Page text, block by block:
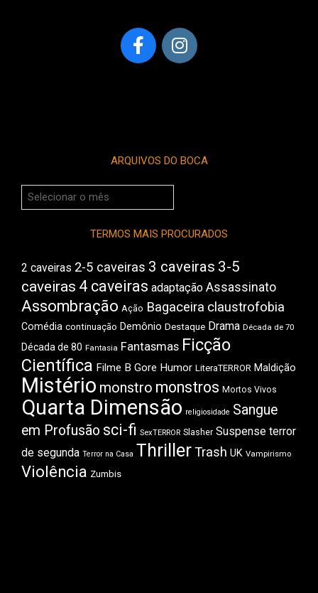
ARQUIVOS DO BOCA
Arquivos
do
TERMOS MAIS PROCURADOS
2 caveiras 2-5 caveiras 3 caveiras 3-5
caveiras 4 caveiras adaptação Assassinato
Assombração Ação Bagaceira claustrofobia
Comédia continuação Demônio Destaque Drama Década de 70
Década de 80 Fantasia Fantasmas Ficção
Científica Filme B Gore Humor LiteraTERROR Maldição
Mistério monstro monstros Mortos Vivos
Quarta Dimensão religiosidade Sangue
em Profusão sci-fi SexTERROR Slasher Suspense terror
de segunda Terror na Casa ThrillerTrash UK Vampirismo
Violência Zumbis